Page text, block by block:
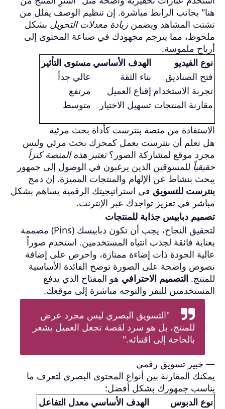
هنا" بجانب الرابط مباشرة. إن تنظيم الوصف يقلل من
تشتت المشاهد ويضمن زيادة معدلات التحويل بشكل
ملحوظ، مما يترجم مجهودك في صناعة المحتوى إلى
أرباح ملموسة.
نوع الفيديو
الهدف الأساسي مستوى التأثير
فتح الصناديق
بناء الثقة
عالي جداً
تجربة الاستخدام إقناع العميل
مرتفع
مقارنة المنتجات تسهيل الاختيار متوسط
الاستفادة من منصة بنترست كأداة بحث مرئية
هل تعلم أن بنترست يعمل كمحرك بحث مرئي وليس
مجرد موقع لمشاركة الصور؟تعتبر هذه المنصة كنزاً
حقيقياً للمسوقين الذين يرغبون في الوصول إلى جمهور
يبحث بنشاط عن الإلهام والمنتجات المميزة. إن دمج
بنترست للتسويق في استراتيجيتك الرقمية يساهم بشكل
مباشر في تعزيز تواجدك عبر الإنترنت.
تصميم دبابيس جذابة للمنتجات
لتحقيق النجاح، يجب أن تكون دبابيسك (Pins) مصممة
بعناية فائقة لجذب انتباه المستخدمين. استخدم صوراً
عالية الجودة ذات إضاءة ممتازة، واحرص على إضافة
نصوص واضحة على الصورة توضح الفائدة الأساسية
للمنتج. التصميم الاحترافي هو المفتاح الذي يدفع
المستخدمين للنقر والتوجه مباشرة إلى موقعك.
"التسويق البصري ليس مجرد عرض
للمنتج، بل هو سرد لقصة تجعل العميل يشعر
بالحاجة إلى اقتنائه."
— خبير تسويق رقمي
يمكنك المقارنة بين أنواع المحتوى البصري لتعرف ما
يناسب جمهورك بشكل أفضل:
نوع الدبوس
الهدف الأساسي معدل التفاعل